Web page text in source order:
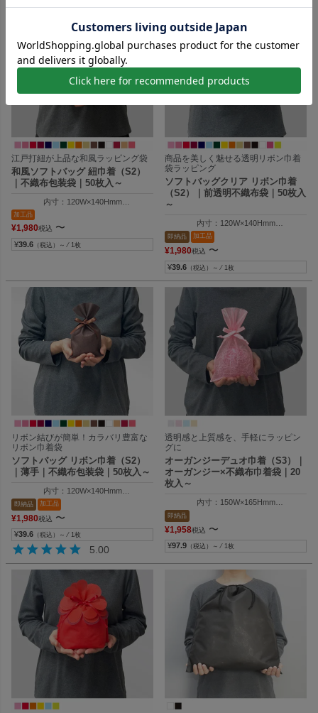
江戸打紐が上品な和風ラッピング袋
和風ソフトバッグ 紐巾着（S2）
｜不織布包装袋｜50枚入～
内寸：120W×140Hmm
加工品
¥1,980税込 〜
¥39.6 （税込）～ ⁄ 1枚
商品を美しく魅せる透明リボン巾着
袋ラッピング
ソフトバッグクリア リボン巾着
（S2）｜前透明不織布袋｜50枚入
～
内寸：120W×140Hmm
外寸：120W×200Hmm
即納品 加工品
¥1,980税込 〜
¥39.6 （税込）～ ⁄ 1枚
リボン結びが簡単！カラバリ豊富な
リボン巾着袋
ソフトバッグ リボン巾着（S2）
｜薄手｜不織布包装袋｜50枚入～
内寸：120W×140Hmm
外寸：120W×200Hmm
即納品 加工品
¥1,980税込 〜
¥39.6 （税込）～ ⁄ 1枚
5.00
透明感と上質感を、手軽にラッピン
グに
オーガンジーデュオ巾着（S3）｜
オーガンジー×不織布巾着袋｜20
枚入～
内寸：150W×165Hmm
即納品
¥1,958税込 〜
¥97.9 （税込）～ ⁄ 1枚